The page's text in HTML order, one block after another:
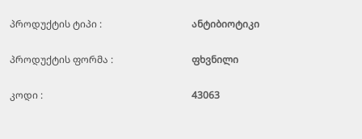
პროდუქტის ტიპი : ანტიბიოტიკი
პროდუქტის ფორმა : ფხვნილი
კოდი : 43063